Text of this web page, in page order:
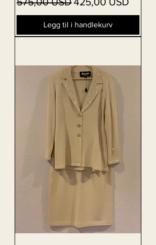
Legg til i handlekurv